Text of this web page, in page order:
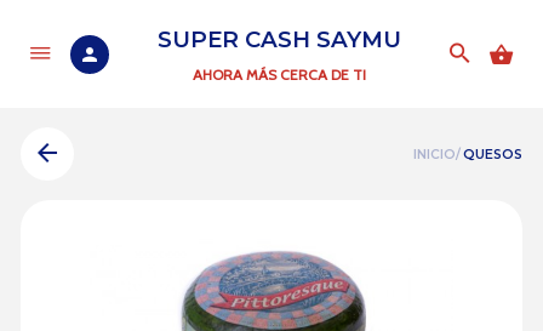
SUPER CASH SAYMU
AHORA MÁS CERCA DE TI
INICIO/QUESOS